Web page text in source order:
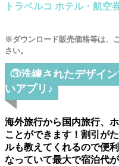
トラベルコ ホテル・航空
※ダウンロード販売価格等は、
さい。
③洗練されたデザイン
いアプリ♪
海外旅行から国内旅行、
ことができます！割引が
ルも教えてくれるので便
なっていて最大で宿泊代